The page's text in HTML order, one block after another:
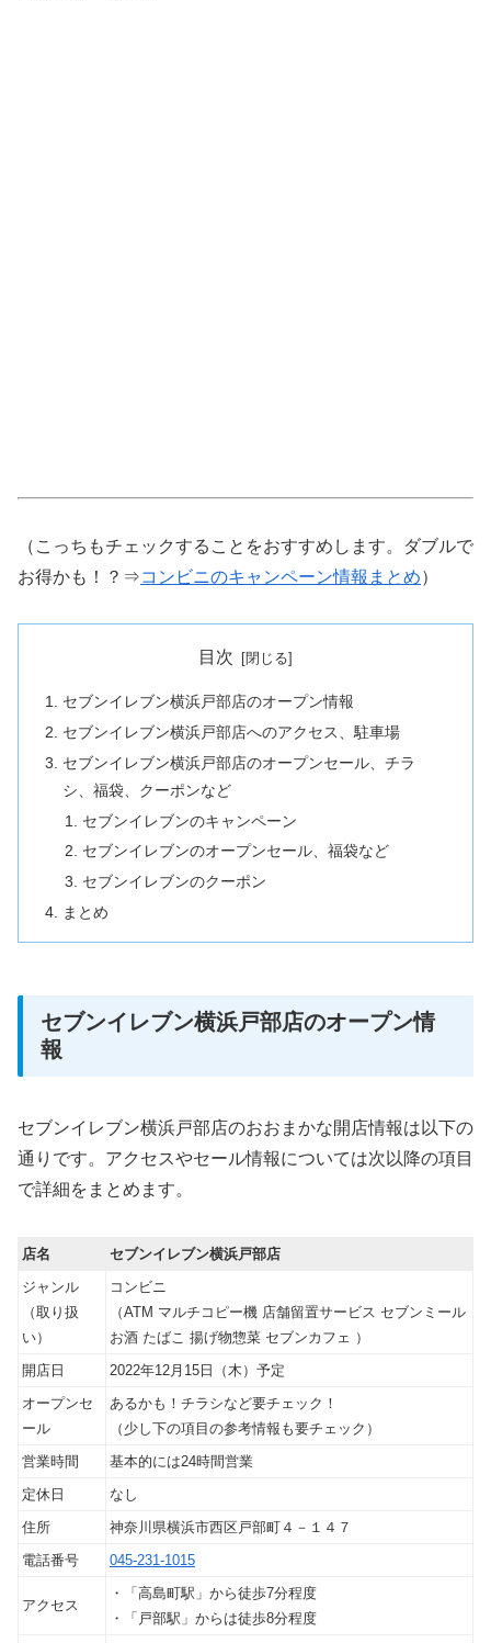
（こっちもチェックすることをおすすめします。ダブルで
お得かも！？⇒コンビニのキャンペーン情報まとめ）
目次
セブンイレブン横浜戸部店のオープン情報
セブンイレブン横浜戸部店へのアクセス、駐車場
セブンイレブン横浜戸部店のオープンセール、チラ
シ、福袋、クーポンなど
セブンイレブンのキャンペーン
セブンイレブンのオープンセール、福袋など
セブンイレブンのクーポン
まとめ
セブンイレブン横浜戸部店のオープン情
報
セブンイレブン横浜戸部店のおおまかな開店情報は以下の
通りです。アクセスやセール情報については次以降の項目
で詳細をまとめます。
店名
セブンイレブン横浜戸部店
ジャンル
（取り扱
い）
コンビニ
（ATM マルチコピー機 店舗留置サービス セブンミール
お酒 たばこ 揚げ物惣菜 セブンカフェ ）
開店日
2022年12月15日（木）予定
オープンセ
ール
あるかも！チラシなど要チェック！
（少し下の項目の参考情報も要チェック）
営業時間
基本的には24時間営業
定休日
なし
住所
神奈川県横浜市西区戸部町４－１４７
電話番号
045-231-1015
アクセス
・「高島町駅」から徒歩7分程度
・「戸部駅」からは徒歩8分程度